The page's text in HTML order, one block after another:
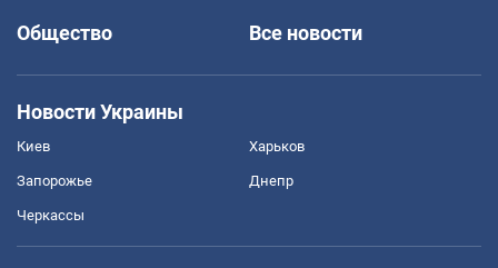
Общество
Все новости
Новости Украины
Киев Харьков
Запорожье Днепр
Черкассы